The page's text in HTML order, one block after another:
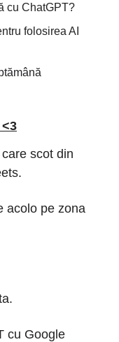
cu ChatGPT?
folosirea AI
scot din
acolo pe zona
cu Google